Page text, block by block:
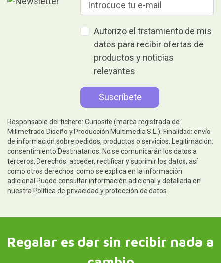
Autorizo el tratamiento de mis
datos para recibir ofertas de
productos y noticias
relevantes
Responsable del fichero: Curiosite (marca registrada de
Milimetrado Diseño y Producción Multimedia S.L.). Finalidad: envío
de información sobre pedidos, productos o servicios. Legitimación:
consentimiento.Destinatarios: No se comunicarán los datos a
terceros. Derechos: acceder, rectificar y suprimir los datos, así
como otros derechos, como se explica en la información
adicional.Puede consultar información adicional y detallada en
nuestra Política de privacidad y protección de datos
Regalar es dar sin recibir nada a